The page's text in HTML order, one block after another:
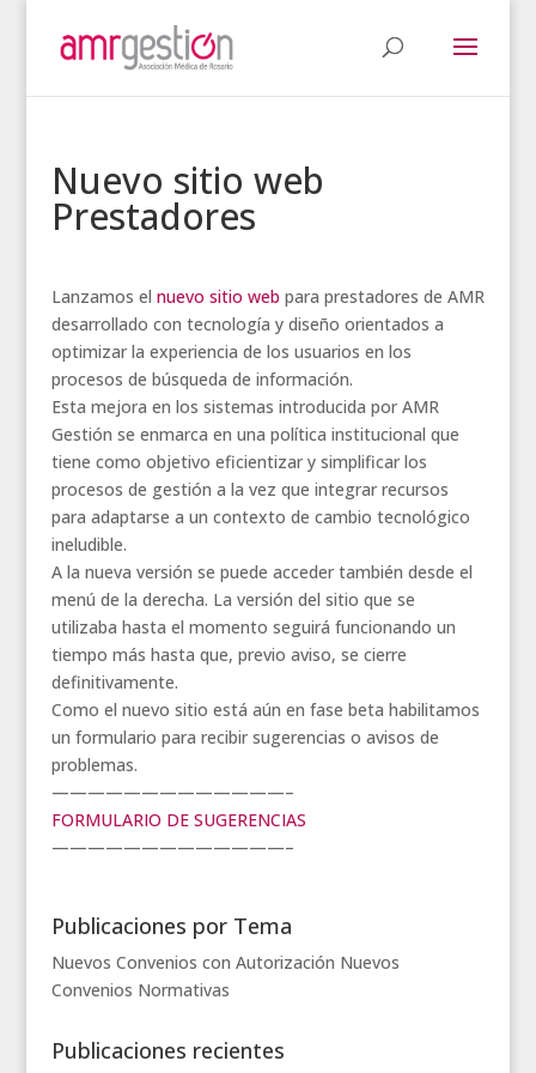
Nuevo sitio web
Prestadores
Lanzamos el nuevo sitio web para prestadores de AMR
desarrollado con tecnología y diseño orientados a
optimizar la experiencia de los usuarios en los
procesos de búsqueda de información.
Esta mejora en los sistemas introducida por AMR
Gestión se enmarca en una política institucional que
tiene como objetivo eficientizar y simplificar los
procesos de gestión a la vez que integrar recursos
para adaptarse a un contexto de cambio tecnológico
ineludible.
A la nueva versión se puede acceder también desde el
menú de la derecha. La versión del sitio que se
utilizaba hasta el momento seguirá funcionando un
tiempo más hasta que, previo aviso, se cierre
definitivamente.
Como el nuevo sitio está aún en fase beta habilitamos
un formulario para recibir sugerencias o avisos de
problemas.
—————————————–
FORMULARIO DE SUGERENCIAS
—————————————–
Publicaciones por Tema
Nuevos Convenios con Autorización Nuevos
Convenios Normativas
Publicaciones recientes